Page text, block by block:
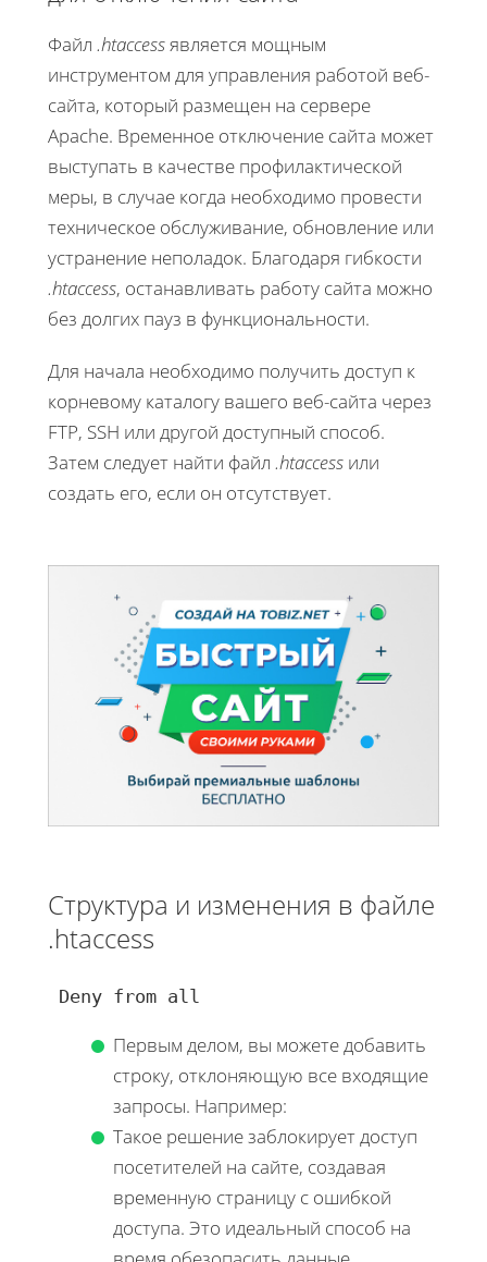
Файл .htaccessявляется мощным
инструментом для управления работой веб-
сайта, который размещен на сервере
Apache. Временное отключение сайта может
выступать в качестве профилактической
меры, в случае когда необходимо провести
техническое обслуживание, обновление или
устранение неполадок. Благодаря гибкости
.htaccess, останавливать работу сайта можно
без долгих пауз в функциональности.
Для начала необходимо получить доступ к
корневому каталогу вашего веб-сайта через
FTP, SSH или другой доступный способ.
Затем следует найти файл .htaccess или
создать его, если он отсутствует.
Структура и изменения в файле
.htaccess
Deny from all
Первым делом, вы можете добавить
строку, отклоняющую все входящие
запросы. Например:
Такое решение заблокирует доступ
посетителей на сайте, создавая
временную страницу с ошибкой
доступа. Это идеальный способ на